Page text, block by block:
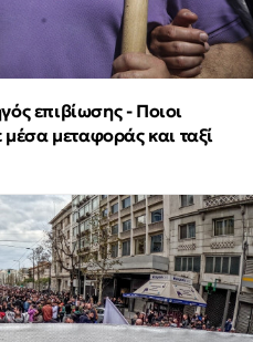
επιβίωσης - Ποιοι
μέσα μεταφοράς και ταξί